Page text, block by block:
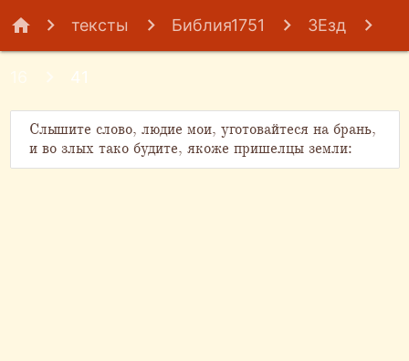
home тексты Библия1751 3Езд
41
Слышите слово, людие мои, уготовайтеся на брань,
и во злых тако будите, якоже пришелцы земли: